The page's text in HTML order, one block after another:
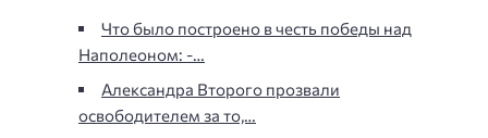
Что было построено в честь победы над
Наполеоном: -…
Александра Второго прозвали
освободителем за то,…